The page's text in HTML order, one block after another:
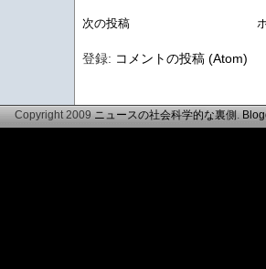
次の投稿
登録: コメントの投稿 (Atom)
Copyright 2009 ニュースの社会科学的な裏側.